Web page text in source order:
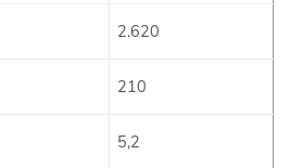
2.620
210
5,2